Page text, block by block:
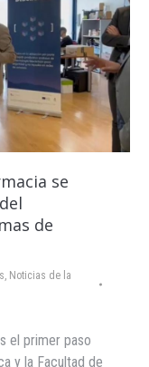
se
de
Noticias de la
el primer paso
y la Facultad de